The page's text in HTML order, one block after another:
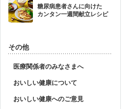
糖尿病患者さんに向けた
カンタン一週間献立レシピ
その他
医療関係者のみなさまへ
おいしい健康について
おいしい健康へのご意見